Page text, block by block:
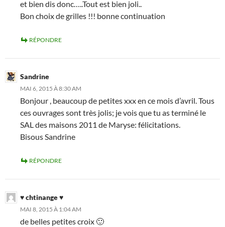
et bien dis donc…..Tout est bien joli..
Bon choix de grilles !!! bonne continuation
RÉPONDRE
Sandrine
MAI 6, 2015 À 8:30 AM
Bonjour , beaucoup de petites xxx en ce mois d’avril. Tous
ces ouvrages sont très jolis; je vois que tu as terminé le
SAL des maisons 2011 de Maryse: félicitations.
Bisous Sandrine
RÉPONDRE
♥ chtinange ♥
MAI 8, 2015 À 1:04 AM
de belles petites croix 🙂